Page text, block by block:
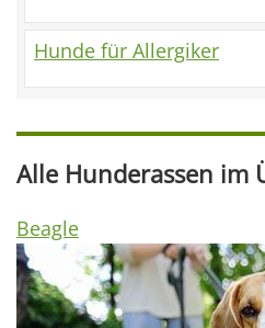
Hunde für Allergiker
Alle Hunderassen im
Beagle